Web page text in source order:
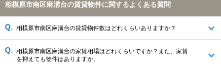
相模原市南区麻溝台の賃貸物件に関するよくある質問
相模原市南区麻溝台の賃貸物件数はどれくらいありますか？
相模原市南区麻溝台の家賃相場はどれくらいですか？また、家賃
を抑えても物件はありますか。